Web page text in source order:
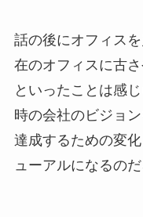
話の後にオフィス
在のオフィスに古
といったことは感
時の会社のビジョ
達成するための変
ューアルになるのだ